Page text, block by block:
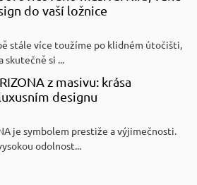
do vaší ložnice
stále více toužíme po klidném útočišti,
skutečně si ...
z masivu: krása
designu
je symbolem prestiže a výjimečnosti.
odolnost...